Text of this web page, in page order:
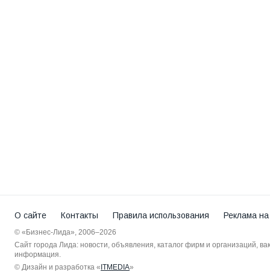
О сайте Контакты Правила использования Реклама
© «Бизнес-Лида», 2006–2026
Сайт города Лида: новости, объявления, каталог фирм и организаций,
информация.
© Дизайн и разработка « ITMEDIA»